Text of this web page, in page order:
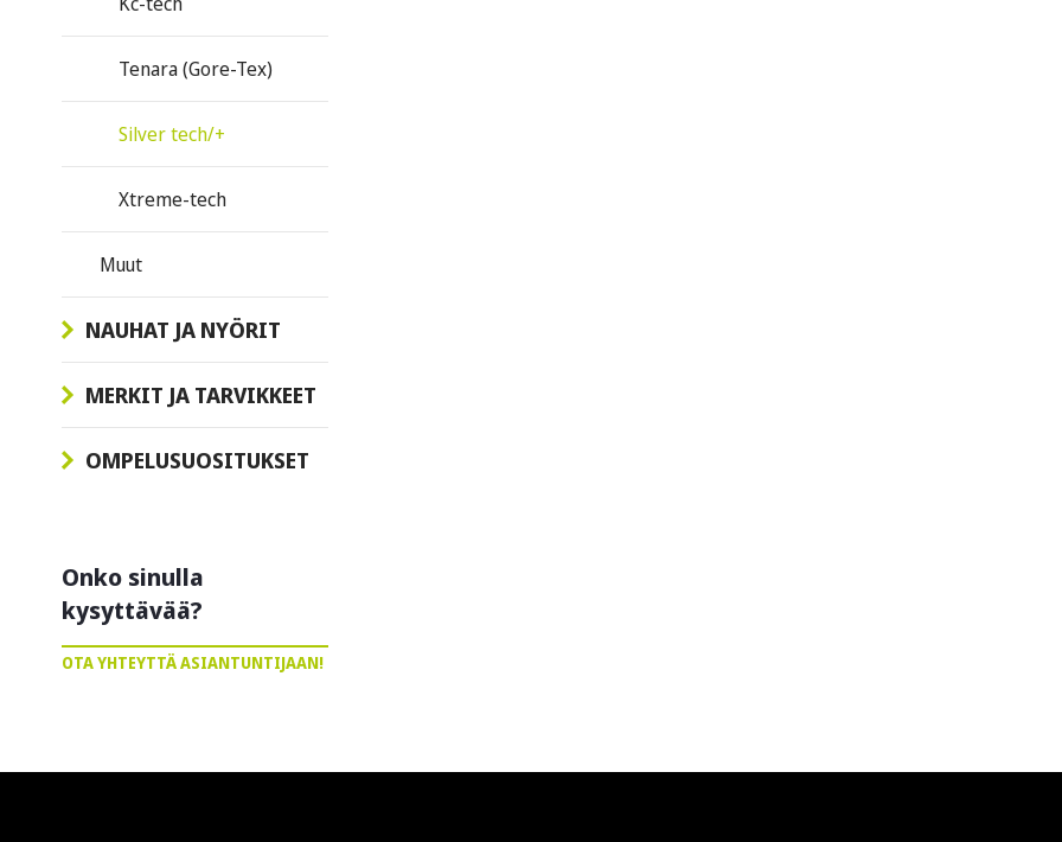
Tenara (Gore-Tex)
Silver tech/+
Xtreme-tech
Muut
NAUHAT JA NYÖRIT
MERKIT JA TARVIKKEET
OMPELUSUOSITUKSET
Onko sinulla
kysyttävää?
OTA YHTEYTTÄ ASIANTUNTIJAAN!